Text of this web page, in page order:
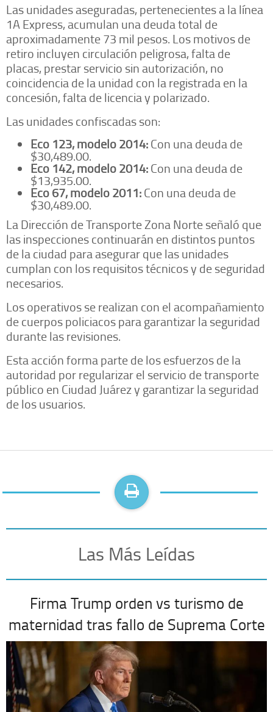
Las unidades aseguradas, pertenecientes a la línea
1A Express, acumulan una deuda total de
aproximadamente 73 mil pesos. Los motivos de
retiro incluyen circulación peligrosa, falta de
placas, prestar servicio sin autorización, no
coincidencia de la unidad con la registrada en la
concesión, falta de licencia y polarizado.
Las unidades confiscadas son:
Eco 123, modelo 2014:Con una deuda de
$30,489.00.
Eco 142, modelo 2014:Con una deuda de
$13,935.00.
Eco 67, modelo 2011:Con una deuda de
$30,489.00.
La Dirección de Transporte Zona Norte señaló que
las inspecciones continuarán en distintos puntos
de la ciudad para asegurar que las unidades
cumplan con los requisitos técnicos y de seguridad
necesarios.
Los operativos se realizan con el acompañamiento
de cuerpos policiacos para garantizar la seguridad
durante las revisiones.
Esta acción forma parte de los esfuerzos de la
autoridad por regularizar el servicio de transporte
público en Ciudad Juárez y garantizar la seguridad
de los usuarios.
Las Más Leídas
Firma Trump orden vs turismo de
maternidad tras fallo de Suprema Corte